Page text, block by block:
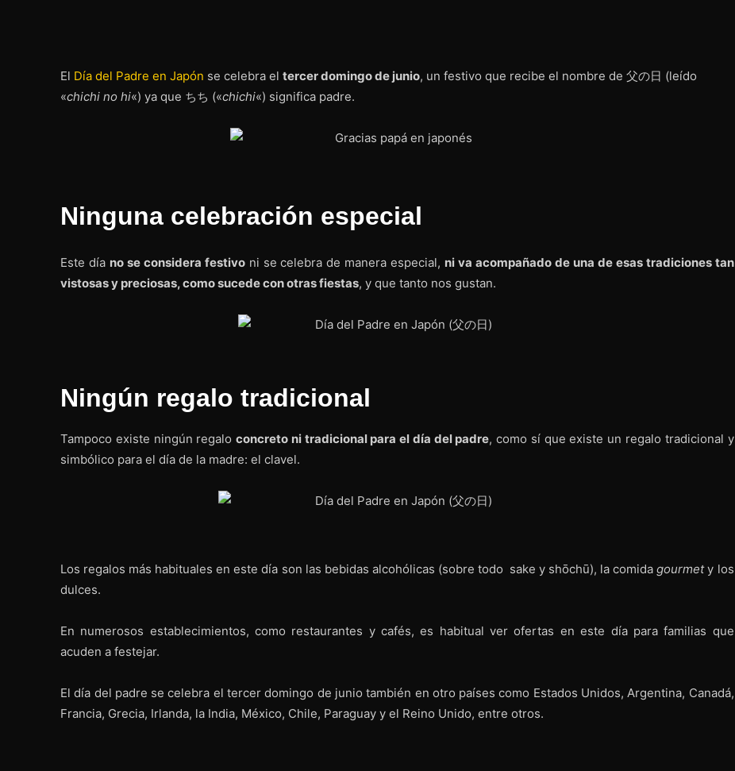
El Día del Padre en Japón se celebra el tercer domingo de junio, un festivo que recibe el nombre de 父の日 (leído
«chichi no hi«) ya que ちち («chichi«) significa padre.
Ninguna celebración especial
Este día no se considera festivoni se celebra de manera especial, ni va acompañado de una de esas tradiciones tan
vistosas y preciosas, como sucede con otras fiestas, y que tanto nos gustan.
Ningún regalo tradicional
Tampoco existe ningún regaloconcreto ni tradicional para el día del padre, como sí que existe un regalo tradicional y
simbólico para el día de la madre: el clavel.
Los regalos más habituales en este día son las bebidas alcohólicas (sobre todo sake y shōchū), la comidagourmety los
dulces.
En numerosos establecimientos, como restaurantes y cafés, es habitual ver ofertas en este día para familias que
acuden a festejar.
El día del padre se celebra el tercer domingo de junio también en otro países como Estados Unidos, Argentina, Canadá,
Francia, Grecia, Irlanda, la India, México, Chile, Paraguay y el Reino Unido, entre otros.